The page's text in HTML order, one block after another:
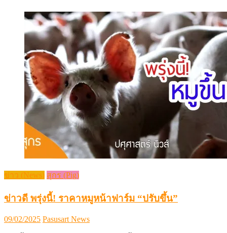
ข่าว (News) สุกร (Pig)
ข่าวดี พรุ่งนี้! ราคาหมูหน้าฟาร์ม “ปรับขึ้น”
Posted
09/02/2025 Author
Pasusart News